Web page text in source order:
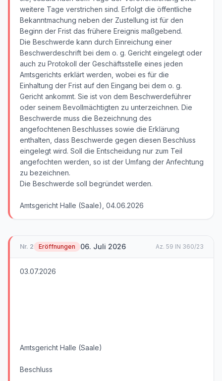
weitere Tage verstrichen sind. Erfolgt die öffentliche
Bekanntmachung neben der Zustellung ist für den
Beginn der Frist das frühere Ereignis maßgebend.
Die Beschwerde kann durch Einreichung einer
Beschwerdeschrift bei dem o. g. Gericht eingelegt oder
auch zu Protokoll der Geschäftsstelle eines jeden
Amtsgerichts erklärt werden, wobei es für die
Einhaltung der Frist auf den Eingang bei dem o. g.
Gericht ankommt. Sie ist von dem Beschwerdeführer
oder seinem Bevollmächtigten zu unterzeichnen. Die
Beschwerde muss die Bezeichnung des
angefochtenen Beschlusses sowie die Erklärung
enthalten, dass Beschwerde gegen diesen Beschluss
eingelegt wird. Soll die Entscheidung nur zum Teil
angefochten werden, so ist der Umfang der Anfechtung
zu bezeichnen.
Die Beschwerde soll begründet werden.
Amtsgericht Halle (Saale), 04.06.2026
Nr. 2 Eröffnungen 06. Juli 2026 Az. 59 IN 360/23
03.07.2026
Amtsgericht Halle (Saale)
Beschluss